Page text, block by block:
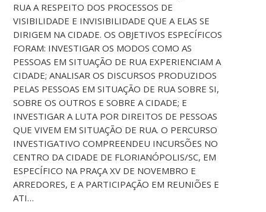
RUA A RESPEITO DOS PROCESSOS DE
VISIBILIDADE E INVISIBILIDADE QUE A ELAS SE
DIRIGEM NA CIDADE. OS OBJETIVOS ESPECÍFICOS
FORAM: INVESTIGAR OS MODOS COMO AS
PESSOAS EM SITUAÇÃO DE RUA EXPERIENCIAM A
CIDADE; ANALISAR OS DISCURSOS PRODUZIDOS
PELAS PESSOAS EM SITUAÇÃO DE RUA SOBRE SI,
SOBRE OS OUTROS E SOBRE A CIDADE; E
INVESTIGAR A LUTA POR DIREITOS DE PESSOAS
QUE VIVEM EM SITUAÇÃO DE RUA. O PERCURSO
INVESTIGATIVO COMPREENDEU INCURSÕES NO
CENTRO DA CIDADE DE FLORIANÓPOLIS/SC, EM
ESPECÍFICO NA PRAÇA XV DE NOVEMBRO E
ARREDORES, E A PARTICIPAÇÃO EM REUNIÕES E
ATI…